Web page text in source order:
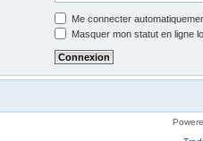
Me connecter
Masquer mon statut en ligne